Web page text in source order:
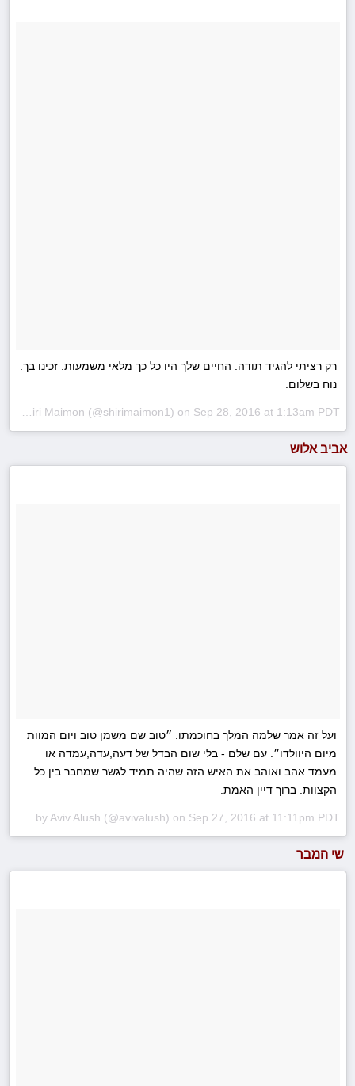
רק רציתי להגיד תודה. החיים שלך היו כל כך מלאי משמעות. זכינו בך.
נוח בשלום.
Sep 28, 2016 at 1:13am PDT
אביב אלוש
ועל זה אמר שלמה המלך בחוכמתו: ״טוב שם משמן טוב ויום המוות
מיום היוולדו״. עם שלם - בלי שום הבדל של דעה,עדה,עמדה או
מעמד אהב ואוהב את האיש הזה שהיה תמיד לגשר שמחבר בין כל
הקצוות. ברוך דיין האמת.
Sep 27, 2016 at 11:11pm PDT
שי המבר